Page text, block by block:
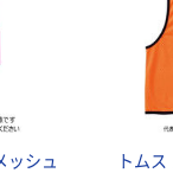
ッシュ
トム